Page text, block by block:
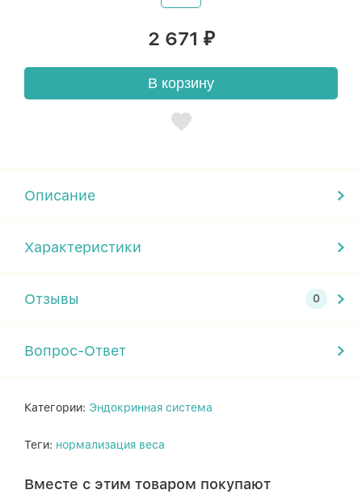
2 671 ₽
В корзину
Описание
Характеристики
Отзывы
Вопрос-Ответ
Категории: Эндокринная система
Теги: нормализация веса
Вместе с этим товаром покупают